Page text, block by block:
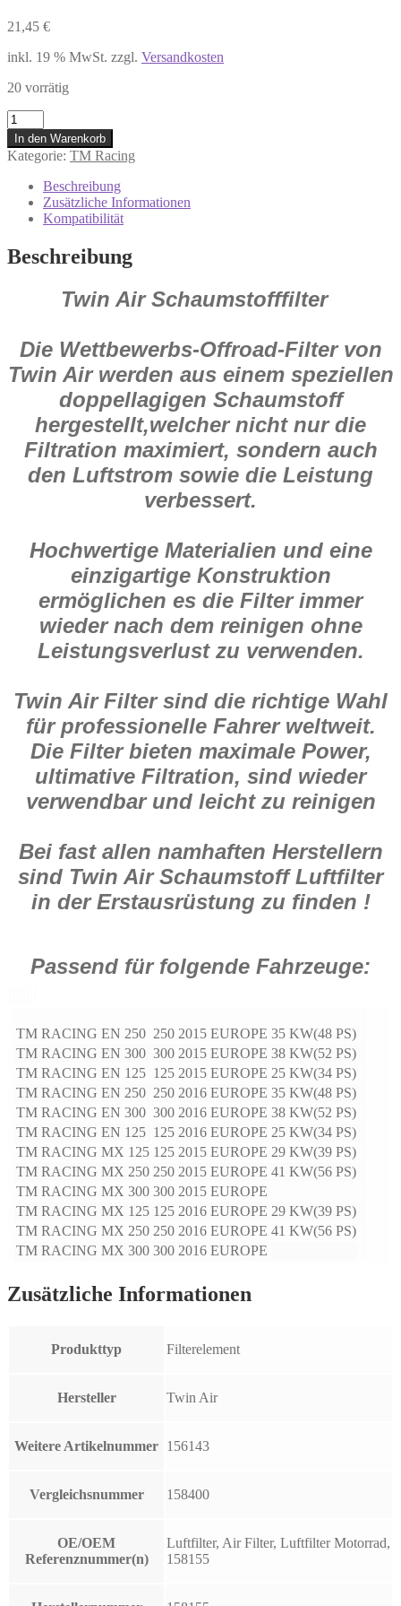
21,45 €
inkl. 19 % MwSt. zzgl. Versandkosten
20 vorrätig
158155
#
Twin
Air
Luftfilter
Filter
fürTM
RACING
EN
2016
MX
Menge
In den Warenkorb
Kategorie: TM Racing
Beschreibung
Zusätzliche Informationen
Kompatibilität
Beschreibung
Twin Air Schaumstofffilter
Die Wettbewerbs-Offroad-Filter von
Twin Air werden aus einem speziellen
doppellagigen Schaumstoff
hergestellt,welcher nicht nur die
Filtration maximiert, sondern auch
den Luftstrom sowie die Leistung
verbessert.
Hochwertige Materialien und eine
einzigartige Konstruktion
ermöglichen es die Filter immer
wieder nach dem reinigen ohne
Leistungsverlust zu verwenden.
Twin Air Filter sind die richtige Wahl
für professionelle Fahrer weltweit.
Die Filter bieten maximale Power,
ultimative Filtration, sind wieder
verwendbar und leicht zu reinigen
Bei fast allen namhaften Herstellern
sind Twin Air Schaumstoff Luftfilter
in der Erstausrüstung zu finden !
Passend für folgende Fahrzeuge:
TM RACING EN 250 250 2015 EUROPE 35 KW(48 PS)
TM RACING EN 300 300 2015 EUROPE 38 KW(52 PS)
TM RACING EN 125 125 2015 EUROPE 25 KW(34 PS)
TM RACING EN 250 250 2016 EUROPE 35 KW(48 PS)
TM RACING EN 300 300 2016 EUROPE 38 KW(52 PS)
TM RACING EN 125 125 2016 EUROPE 25 KW(34 PS)
TM RACING MX 125 125 2015 EUROPE 29 KW(39 PS)
TM RACING MX 250 250 2015 EUROPE 41 KW(56 PS)
TM RACING MX 300 300 2015 EUROPE
TM RACING MX 125 125 2016 EUROPE 29 KW(39 PS)
TM RACING MX 250 250 2016 EUROPE 41 KW(56 PS)
TM RACING MX 300 300 2016 EUROPE
Zusätzliche Informationen
Produkttyp Filterelement
Hersteller Twin Air
Weitere Artikelnummer 156143
Vergleichsnummer 158400
OE/OEM
Referenznummer(n)
Luftfilter, Air Filter, Luftfilter Motorrad,
158155